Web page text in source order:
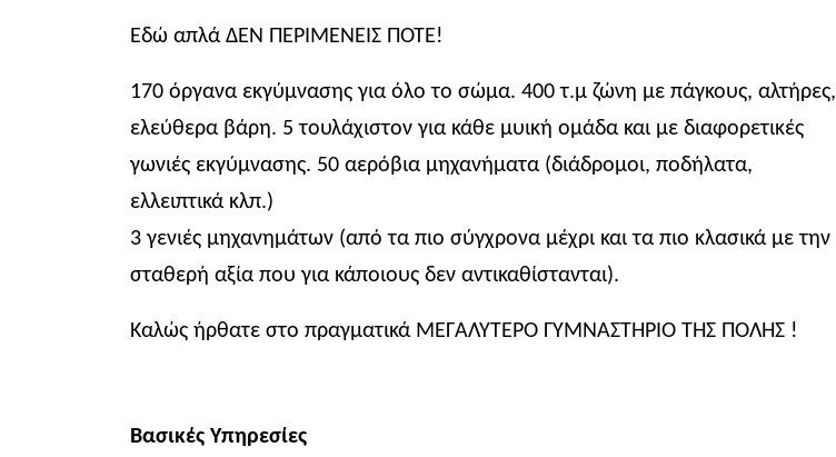
Εδώ απλά ΔΕΝ ΠΕΡΙΜΕΝΕΙΣ ΠΟΤΕ!
170 όργανα εκγύμνασης για όλο το σώμα. 400 τ.μ ζώνη με πάγκους, αλτήρες,
ελεύθερα βάρη. 5 τουλάχιστον για κάθε μυική ομάδα και με διαφορετικές
γωνιές εκγύμνασης. 50 αερόβια μηχανήματα (διάδρομοι, ποδήλατα,
ελλειπτικά κλπ.)
3 γενιές μηχανημάτων (από τα πιο σύγχρονα μέχρι και τα πιο κλασικά με την
σταθερή αξία που για κάποιους δεν αντικαθίστανται).
Καλώς ήρθατε στο πραγματικά ΜΕΓΑΛΥΤΕΡΟ ΓΥΜΝΑΣΤΗΡΙΟ ΤΗΣ ΠΟΛΗΣ !
Βασικές Υπηρεσίες